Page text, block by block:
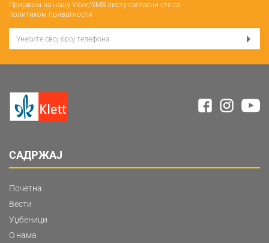
Пријавом на нашу Viber/SMS листу сагласни сте са
политиком приватности
САДРЖАЈ
Почетна
Вести
Уџбеници
О нама